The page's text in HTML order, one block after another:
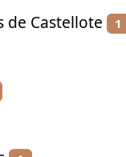
de Castellote 1